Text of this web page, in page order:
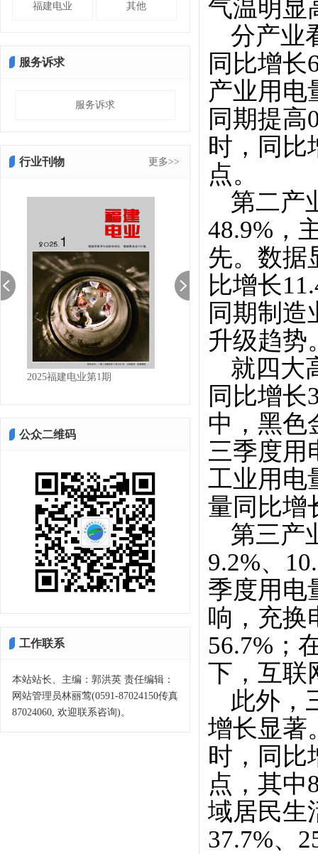
福建电业 其他
服务诉求
服务诉求
更多>>
行业刊物
2025福建电业第1期
公众二维码
工作联系
本站站长、主编：郭洪英 责任编辑：
网站管理员林丽莺(0591-87024150传真
87024060, 欢迎联系咨询)。
气温明显
分产业
同比增长
产业用电
同期提高
时，同比
点。
第二产
48.9%，
先。数据
比增长
同期制造
升级趋势
就四大
同比增长
中，黑色
三季度用
工业用电
量同比增
第三产
9.2%、
季度用电
响，充换
56.7%；
下，互联
此外，
增长显著
时，同比
点，其中
域居民生
37.7%、